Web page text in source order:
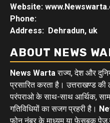
Website:
Phone:
Address: Dehradun, uk
ABOUT NEWS
News Warta राज्य, देश और
प्रसारित करता है। उत्तराखण्ड
परंपराओ के साथ-साथ आर्थिक,
गतिविधियों का सजग प्रहरी है।
फोन नंबर के माध्यम या फेसबुक